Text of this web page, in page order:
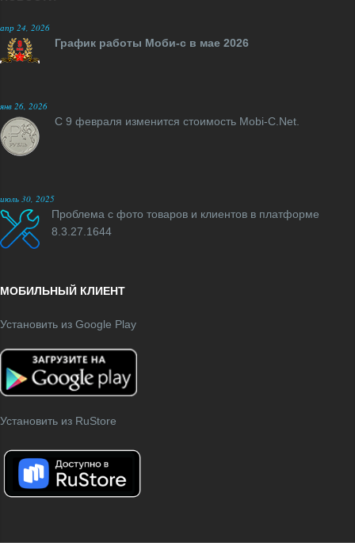
апр 24, 2026
График работы Моби-с в мае 2026
янв 26, 2026
С 9 февраля изменится стоимость Mobi-C.Net.
июль 30, 2025
Проблема с фото товаров и клиентов в платформе
8.3.27.1644
МОБИЛЬНЫЙ КЛИЕНТ
Установить из Google Play
Установить из RuStore